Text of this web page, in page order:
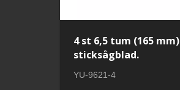
4 st 6,5 tum (165 mm)
sticksågblad.
YU-9621-4